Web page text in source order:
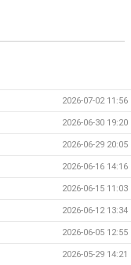
2026-07-02 11:56
2026-06-30 19:20
2026-06-29 20:05
2026-06-16 14:16
2026-06-15 11:03
2026-06-12 13:34
2026-06-05 12:55
2026-05-29 14:21